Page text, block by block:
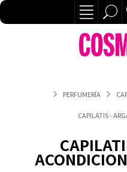
PERFUMERÍA
CAPILATIS -